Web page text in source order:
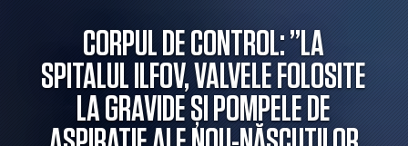
CORPUL DE CONTROL: ”LA
SPITALUL ILFOV, VALVELE FOLOSITE
LA GRAVIDE ȘI POMPELE DE